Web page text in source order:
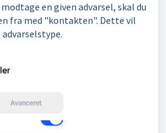
en given advarsel, skal du
fra med "kontakten". Dette vil